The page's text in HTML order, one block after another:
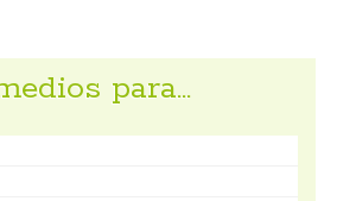
para…